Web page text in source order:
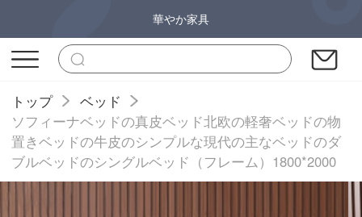
華やか家具
トップ
ベッド
ソフィーナベッドの真皮ベッド北欧の軽奢ベッドの物
置きベッドの牛皮のシンプルな現代の主なベッドのダ
ブルベッドのシングルベッド（フレーム）1800*2000